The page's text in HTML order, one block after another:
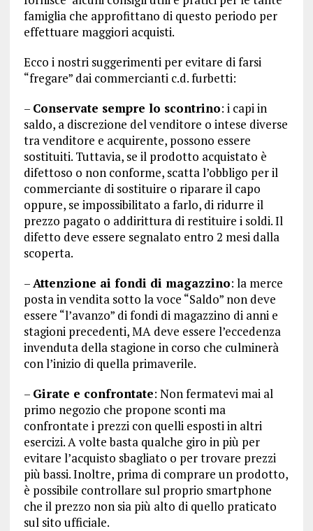
famiglia che approfittano di questo periodo per
effettuare maggiori acquisti.
Ecco i nostri suggerimenti per evitare di farsi
“fregare” dai commercianti c.d. furbetti:
– Conservate sempre lo scontrino: i capi in
saldo, a discrezione del venditore o intese diverse
tra venditore e acquirente, possono essere
sostituiti. Tuttavia, se il prodotto acquistato è
difettoso o non conforme, scatta l’obbligo per il
commerciante di sostituire o riparare il capo
oppure, se impossibilitato a farlo, di ridurre il
prezzo pagato o addirittura di restituire i soldi. Il
difetto deve essere segnalato entro 2 mesi dalla
scoperta.
–Attenzione ai fondi di magazzino: la merce
posta in vendita sotto la voce “Saldo” non deve
essere “l’avanzo” di fondi di magazzino di anni e
stagioni precedenti, MA deve essere l’eccedenza
invenduta della stagione in corso che culminerà
con l’inizio di quella primaverile.
– Girate e confrontate: Non fermatevi mai al
primo negozio che propone sconti ma
confrontate i prezzi con quelli esposti in altri
esercizi. A volte basta qualche giro in più per
evitare l’acquisto sbagliato o per trovare prezzi
più bassi. Inoltre, prima di comprare un prodotto,
è possibile controllare sul proprio smartphone
che il prezzo non sia più alto di quello praticato
sul sito ufficiale.